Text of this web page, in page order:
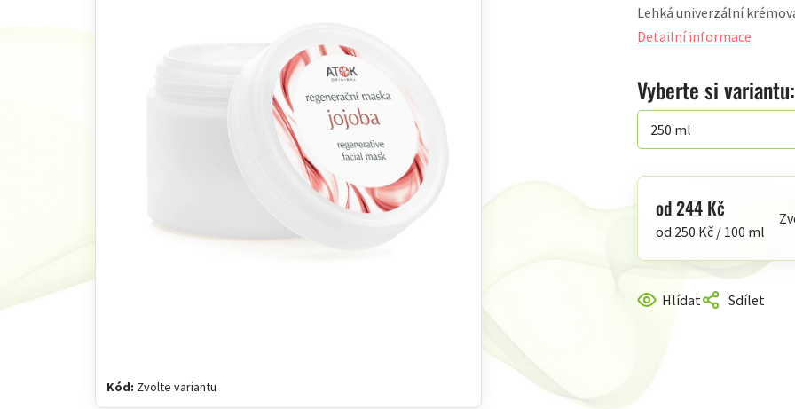
Kód: Zvolte variantu
produktu
je
5
hvězdiček.
Vyberte si variantu:
Lehká univerzální
Detailní informace
Hlídat Sdílet
od244 Kč
Měrná
od 250 Kč / 100 ml